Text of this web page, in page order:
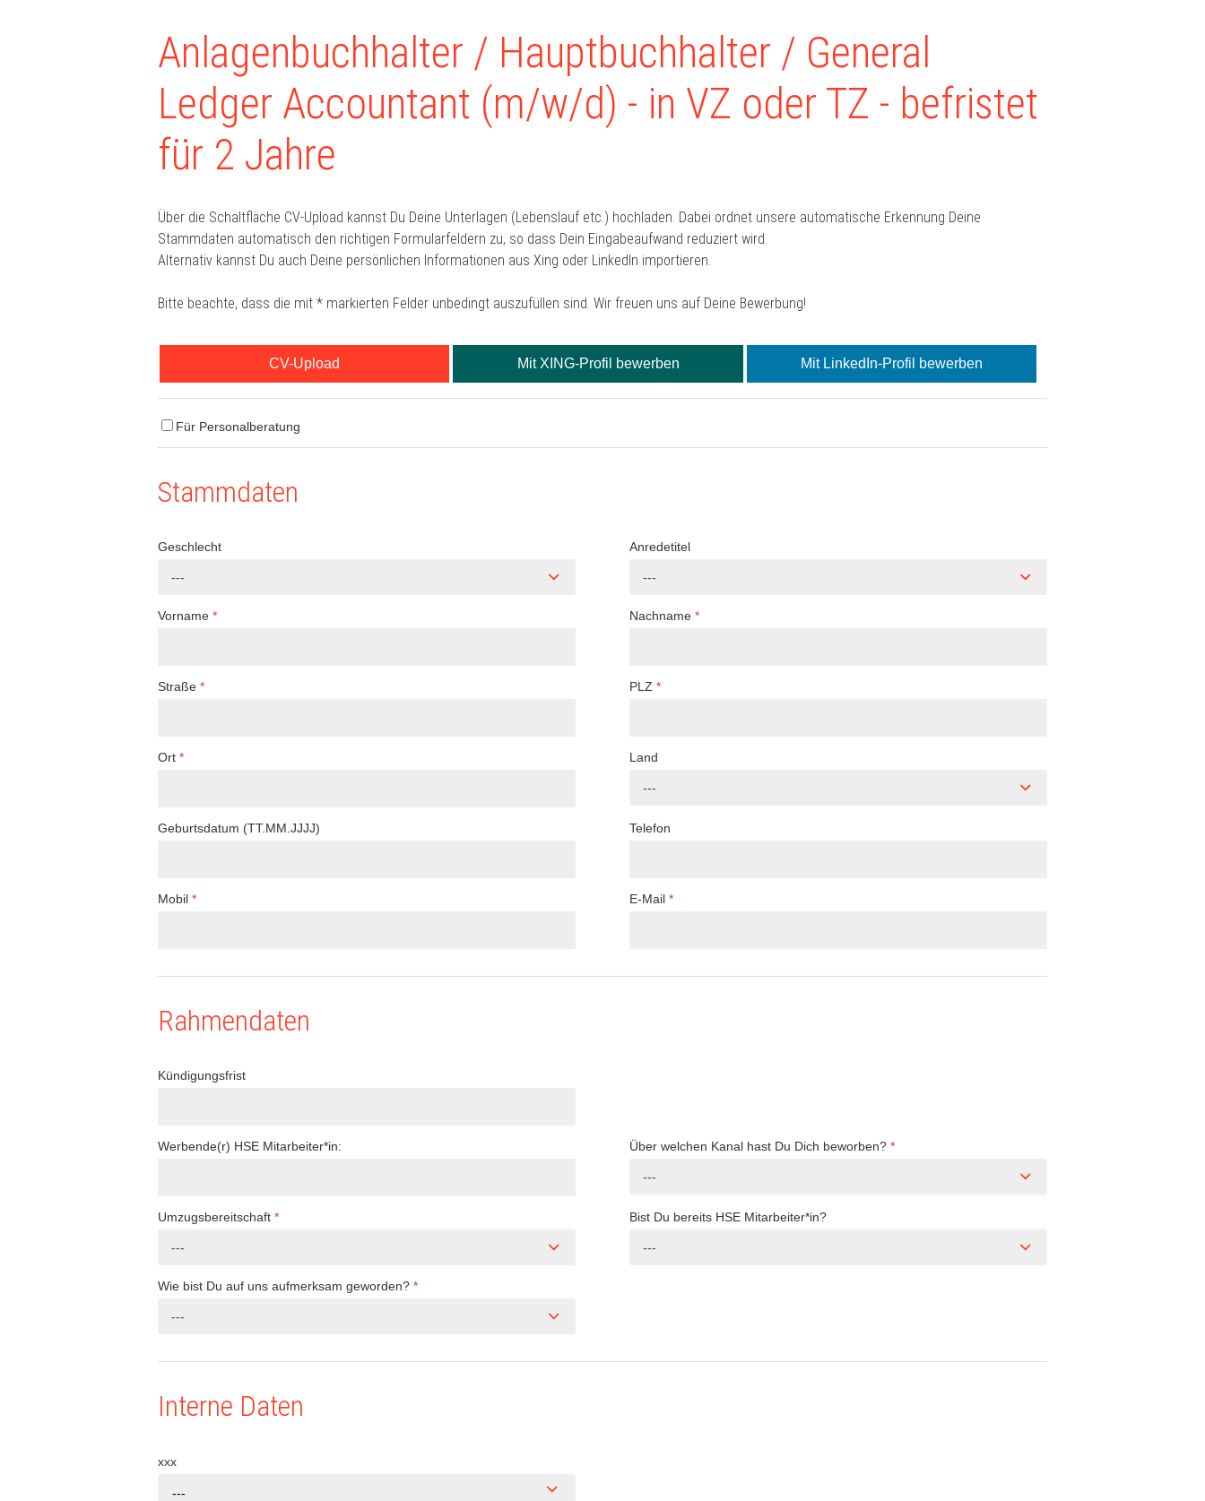
Anlagenbuchhalter / Hauptbuchhalter / General
Ledger Accountant (m/w/d) - in VZ oder TZ - befristet
für 2 Jahre
Über die Schaltfläche CV-Upload kannst Du Deine Unterlagen (Lebenslauf etc.) hochladen. Dabei ordnet unsere automatische Erkennung Deine
Stammdaten automatisch den richtigen Formularfeldern zu, so dass Dein Eingabeaufwand reduziert wird.
Alternativ kannst Du auch Deine persönlichen Informationen aus Xing oder LinkedIn importieren.
Bitte beachte, dass die mit * markierten Felder unbedingt auszufüllen sind. Wir freuen uns auf Deine Bewerbung!
CV-Upload Mit XING-Profil bewerben Mit LinkedIn-Profil bewerben
Für Personalberatung
Stammdaten
Geschlecht
---
Anredetitel
---
Vorname * Nachname *
Straße * PLZ *
Ort * Land
---
Geburtsdatum (TT.MM.JJJJ) Telefon
Mobil * E-Mail *
Rahmendaten
Kündigungsfrist
Werbende(r) HSE Mitarbeiter*in: Über welchen Kanal hast Du Dich beworben? *
---
Umzugsbereitschaft *
---
Bist Du bereits HSE Mitarbeiter*in?
---
Wie bist Du auf uns aufmerksam geworden? *
---
Interne Daten
xxx
---